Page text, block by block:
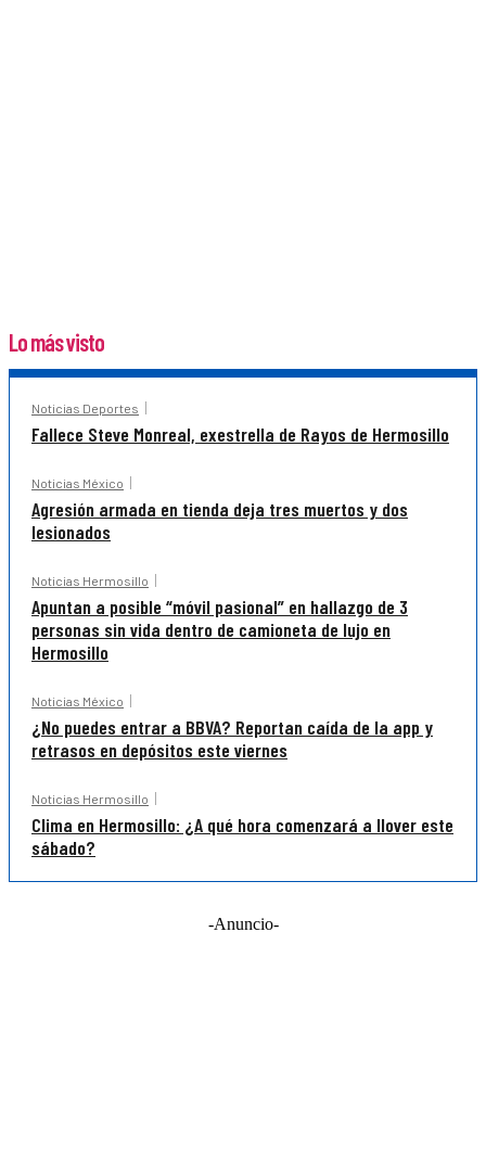
Lo más visto
Noticias Deportes
Fallece Steve Monreal, exestrella de Rayos de Hermosillo
Noticias México
Agresión armada en tienda deja tres muertos y dos
lesionados
Noticias Hermosillo
Apuntan a posible “móvil pasional” en hallazgo de 3
personas sin vida dentro de camioneta de lujo en
Hermosillo
Noticias México
¿No puedes entrar a BBVA? Reportan caída de la app y
retrasos en depósitos este viernes
Noticias Hermosillo
Clima en Hermosillo: ¿A qué hora comenzará a llover este
sábado?
-Anuncio-